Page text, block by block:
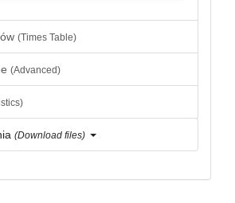
(Times Table)
(Advanced)
(Download files)